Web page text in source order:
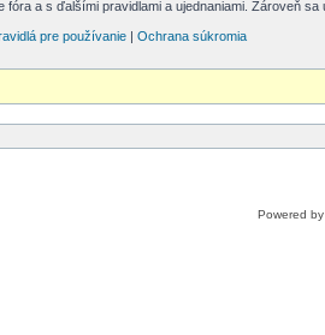
fóra a s ďalšími pravidlami a ujednaniami. Zároveň
pre používanie| Ochrana súkromia
Powered